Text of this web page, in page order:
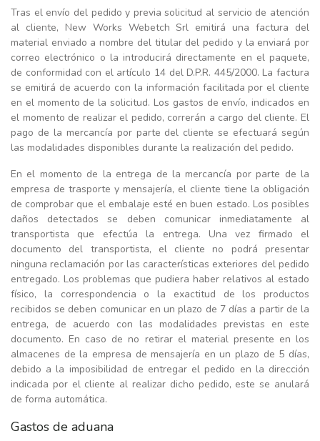
Tras el envío del pedido y previa solicitud al servicio de atención
al cliente, New Works Webetch Srl emitirá una factura del
material enviado a nombre del titular del pedido y la enviará por
correo electrónico o la introducirá directamente en el paquete,
de conformidad con el artículo 14 del D.P.R. 445/2000. La factura
se emitirá de acuerdo con la información facilitada por el cliente
en el momento de la solicitud. Los gastos de envío, indicados en
el momento de realizar el pedido, correrán a cargo del cliente. El
pago de la mercancía por parte del cliente se efectuará según
las modalidades disponibles durante la realización del pedido.
En el momento de la entrega de la mercancía por parte de la
empresa de trasporte y mensajería, el cliente tiene la obligación
de comprobar que el embalaje esté en buen estado. Los posibles
daños detectados se deben comunicar inmediatamente al
transportista que efectúa la entrega. Una vez firmado el
documento del transportista, el cliente no podrá presentar
ninguna reclamación por las características exteriores del pedido
entregado. Los problemas que pudiera haber relativos al estado
físico, la correspondencia o la exactitud de los productos
recibidos se deben comunicar en un plazo de 7 días a partir de la
entrega, de acuerdo con las modalidades previstas en este
documento. En caso de no retirar el material presente en los
almacenes de la empresa de mensajería en un plazo de 5 días,
debido a la imposibilidad de entregar el pedido en la dirección
indicada por el cliente al realizar dicho pedido, este se anulará
de forma automática.
Gastos de aduana